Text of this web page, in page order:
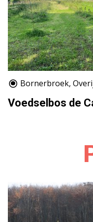
Bornerbroek,
Voedselbos de